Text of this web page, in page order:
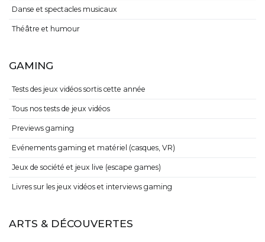
Danse et spectacles musicaux
Théâtre et humour
GAMING
Tests des jeux vidéos sortis cette année
Tous nos tests de jeux vidéos
Previews gaming
Evénements gaming et matériel (casques, VR)
Jeux de société et jeux live (escape games)
Livres sur les jeux vidéos et interviews gaming
ARTS & DÉCOUVERTES